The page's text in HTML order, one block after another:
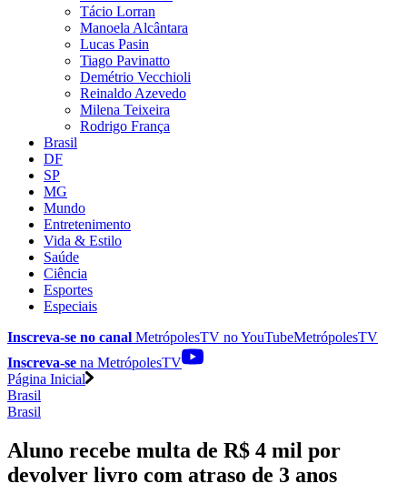
Tácio Lorran
Manoela Alcântara
Lucas Pasin
Tiago Pavinatto
Demétrio Vecchioli
Reinaldo Azevedo
Milena Teixeira
Rodrigo França
Brasil
DF
SP
MG
Mundo
Entretenimento
Vida & Estilo
Saúde
Ciência
Esportes
Especiais
Inscreva-se no canal MetrópolesTV noYouTubeMetrópolesTV
Inscreva-se na MetrópolesTV
Página Inicial
Brasil
Brasil
Aluno recebe multa de R$ 4 mil por
devolver livro com atraso de 3 anos